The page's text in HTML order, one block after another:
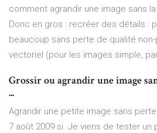
comment agrandir une image sans
Donc en gros : recréer des détails :
beaucoup sans perte de qualité
vectoriel (pour les images simple,
Grossir ou agrandir une image
...
Agrandir une petite image sans
7 août 2009 si. Je viens de tester un